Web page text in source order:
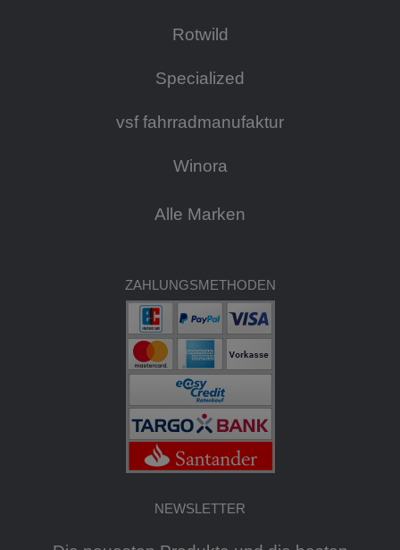
Rotwild
Specialized
vsf fahrradmanufaktur
Winora
Alle Marken
ZAHLUNGSMETHODEN
NEWSLETTER